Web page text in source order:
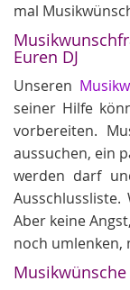
mal
Euren DJ
Unseren
seiner Hilfe
vorbereiten.
aussuchen, ein
werden darf
Aber keine
noch umlenken,